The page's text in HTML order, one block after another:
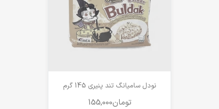
نودل سامیانگ تند پنیری 145 گرم
‎تومان155,000